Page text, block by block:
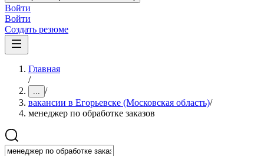
Войти
Войти
Создать резюме
Главная
/
... /
вакансии в Егорьевске (Московская область)/
менеджер по обработке заказов